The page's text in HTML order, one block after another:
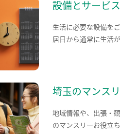
設備とサービ
生活に必要な設備を
居日から通常に生活が
埼玉のマンス
地域情報や、出張・
のマンスリーお役立